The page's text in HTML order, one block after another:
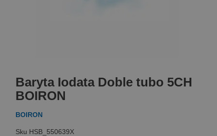
the
beginning
of
the
gallery
Baryta Iodata Doble tubo 5CH
BOIRON
BOIRON
HSB_550639X